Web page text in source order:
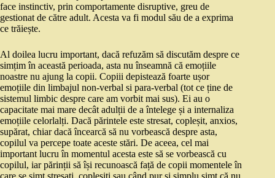
face instinctiv, prin comportamente disruptive, greu de
gestionat de către adult. Acesta va fi modul său de a exprima
ce trăiește.
Al doilea lucru important, dacă refuzăm să discutăm despre ce
simțim în această perioada, asta nu înseamnă că emoțiile
noastre nu ajung la copii. Copiii depistează foarte ușor
emoțiile din limbajul non-verbal si para-verbal (tot ce ține de
sistemul limbic despre care am vorbit mai sus). Ei au o
capacitate mai mare decât adulții de a întelege și a internaliza
emoțiile celorlalți. Dacă părintele este stresat, copleșit, anxios,
supărat, chiar dacă încearcă să nu vorbească despre asta,
copilul va percepe toate aceste stări. De aceea, cel mai
important lucru în momentul acesta este să se vorbească cu
copilul, iar părinții să își recunoască față de copii momentele în